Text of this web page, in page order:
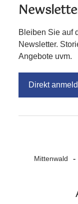
Bleiben Sie auf
Newsletter.
Angebote uvm.
Direkt
Mittenwald